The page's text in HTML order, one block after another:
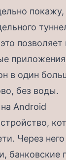
покажу,
позволяет
в один
без воды.
Android
Через
банковские